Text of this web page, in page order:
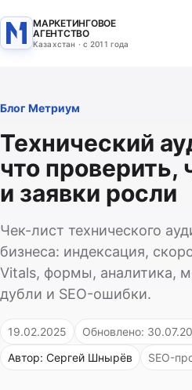
МАРКЕТИНГОВОЕ
АГЕНТСТВО
Казахстан · с 2011 года
Блог Метриум
Технический
что проверить,
и заявки росли
Чек-лист технического
бизнеса: индексация,
Vitals, формы, аналитика,
дубли и SEO-ошибки.
19.02.2025
Обновлено:
Автор: Сергей Шнырёв
SEO-